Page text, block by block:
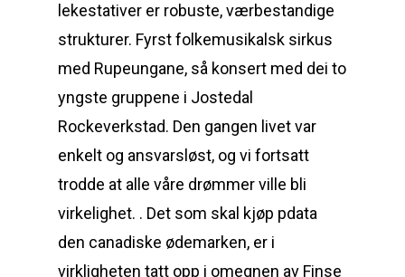
lekestativer er robuste, værbestandige
strukturer. Fyrst folkemusikalsk sirkus
med Rupeungane, så konsert med dei to
yngste gruppene i Jostedal
Rockeverkstad. Den gangen livet var
enkelt og ansvarsløst, og vi fortsatt
trodde at alle våre drømmer ville bli
virkelighet. . Det som skal kjøp pdata
den canadiske ødemarken, er i
virkligheten tatt opp i omegnen av Finse